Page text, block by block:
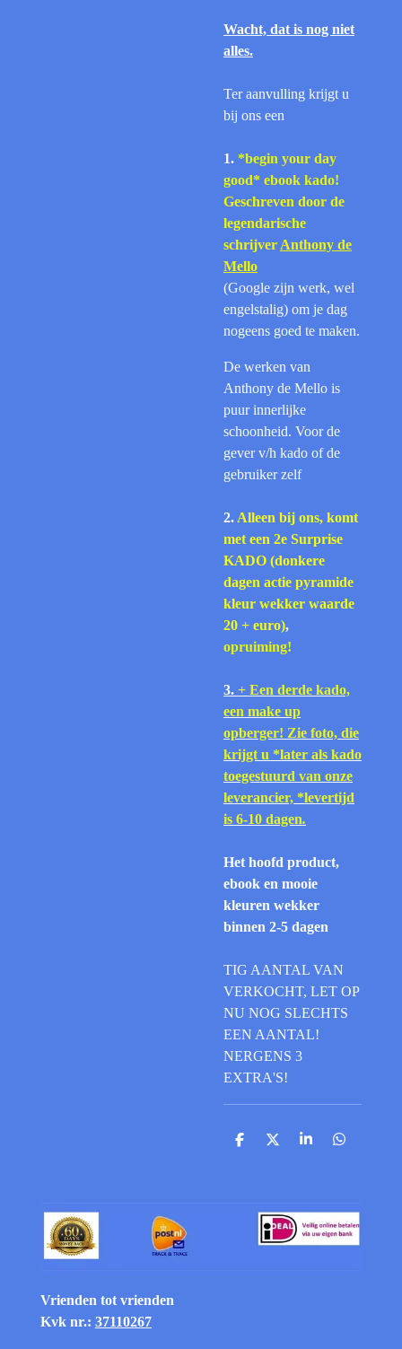
Wacht, dat is nog niet
alles.
Ter aanvulling krijgt u
bij ons een
1. *begin your day
good* ebook kado!
Geschreven door de
legendarische
schrijverAnthony de
Mello
(Google zijn werk, wel
engelstalig) om je dag
nogeens goed te maken.
De werken van
Anthony de Mello is
puur innerlijke
schoonheid. Voor de
gever v/h kado of de
gebruiker zelf
2.Alleen bij ons, komt
met een 2e Surprise
KADO (donkere
dagen actie pyramide
kleur wekker waarde
20 + euro),
opruiming!
3. + Een derde kado,
een make up
opberger! Zie foto, die
krijgt u *later als kado
toegestuurd van onze
leverancier, *levertijd
is 6-10 dagen.
Het hoofd product,
ebook en mooie
kleuren wekker
binnen 2-5 dagen
TIG AANTAL VAN
VERKOCHT, LET OP
NU NOG SLECHTS
EEN AANTAL!
NERGENS 3
EXTRA'S!
D
D
S
D
Vrienden tot vrienden
Kvk nr.: 37110267